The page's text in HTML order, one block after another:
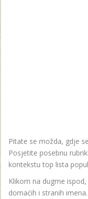
Pitate se možda, gdje
Posjetite posebnu
kontekstu top lista
Klikom na dugme
domaćih i stranih